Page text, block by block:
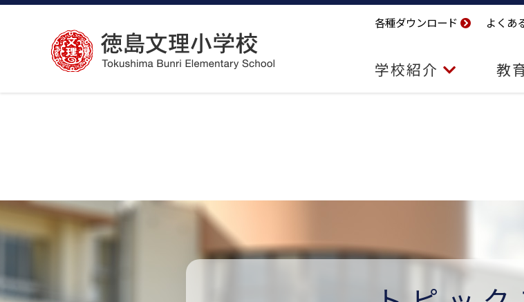
コ
キ
ッ
各種ダウンロード よくあ
学校紹介 教